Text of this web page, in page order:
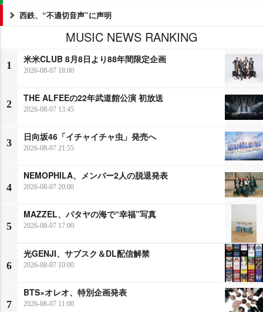
西鉄、“不適切音声”に声明
MUSIC NEWS RANKING
1
米米CLUB 8月8日より88年間限定企画
2026-08-07 18:00
2
THE ALFEEの22年武道館公演 初放送
2026-08-07 13:45
3
日向坂46「イチャイチャ虫」発売へ
2026-08-07 21:55
4
NEMOPHILA、メンバー2人の脱退発表
2026-08-07 20:00
5
MAZZEL、パタヤの海で“幸福”写真
2026-08-07 17:00
6
光GENJI、サブスク＆DL配信解禁
2026-08-07 10:00
7
BTS×オレオ、特別企画発表
2026-08-07 11:00